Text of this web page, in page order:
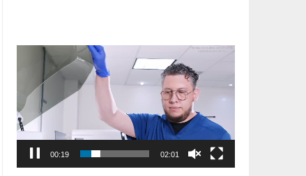
Reproductor
vídeo
00:20 02:01